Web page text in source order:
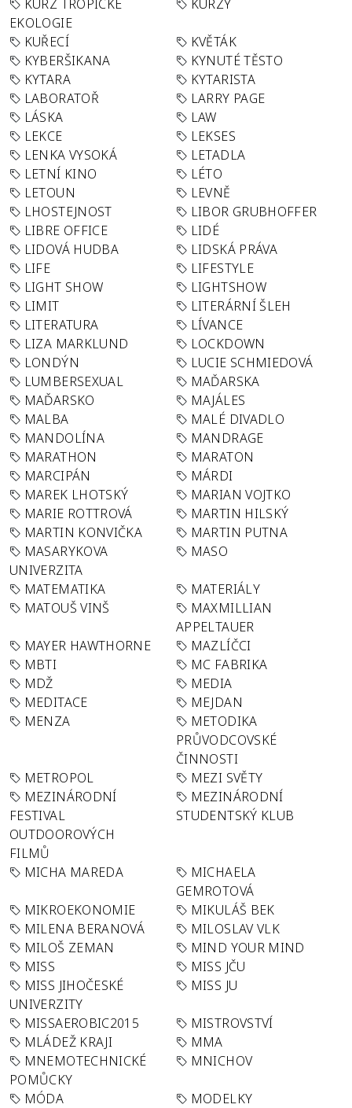
KURZ TROPICKÉ
EKOLOGIE
KURZY
KUŘECÍ
KVĚTÁK
KYBERŠIKANA
KYNUTÉ TĚSTO
KYTARA
KYTARISTA
LABORATOŘ
LARRY PAGE
LÁSKA
LAW
LEKCE
LEKSES
LENKA VYSOKÁ
LETADLA
LETNÍ KINO
LÉTO
LETOUN
LEVNĚ
LHOSTEJNOST
LIBOR GRUBHOFFER
LIBRE OFFICE
LIDÉ
LIDOVÁ HUDBA
LIDSKÁ PRÁVA
LIFE
LIFESTYLE
LIGHT SHOW
LIGHTSHOW
LIMIT
LITERÁRNÍ ŠLEH
LITERATURA
LÍVANCE
LIZA MARKLUND
LOCKDOWN
LONDÝN
LUCIE SCHMIEDOVÁ
LUMBERSEXUAL
MAĎARSKA
MAĎARSKO
MAJÁLES
MALBA
MALÉ DIVADLO
MANDOLÍNA
MANDRAGE
MARATHON
MARATON
MARCIPÁN
MÁRDI
MAREK LHOTSKÝ
MARIAN VOJTKO
MARIE ROTTROVÁ
MARTIN HILSKÝ
MARTIN KONVIČKA
MARTIN PUTNA
MASARYKOVA
UNIVERZITA
MASO
MATEMATIKA
MATERIÁLY
MATOUŠ VINŠ
MAXMILLIAN
APPELTAUER
MAYER HAWTHORNE
MAZLÍČCI
MBTI
MC FABRIKA
MDŽ
MEDIA
MEDITACE
MEJDAN
MENZA
METODIKA
PRŮVODCOVSKÉ
ČINNOSTI
METROPOL
MEZI SVĚTY
MEZINÁRODNÍ
FESTIVAL
OUTDOOROVÝCH
FILMŮ
MEZINÁRODNÍ
STUDENTSKÝ KLUB
MICHA MAREDA
MICHAELA
GEMROTOVÁ
MIKROEKONOMIE
MIKULÁŠ BEK
MILENA BERANOVÁ
MILOSLAV VLK
MILOŠ ZEMAN
MIND YOUR MIND
MISS
MISS JČU
MISS JIHOČESKÉ
UNIVERZITY
MISS JU
MISSAEROBIC2015
MISTROVSTVÍ
MLÁDEŽ KRAJI
MMA
MNEMOTECHNICKÉ
POMŮCKY
MNICHOV
MÓDA
MODELKY